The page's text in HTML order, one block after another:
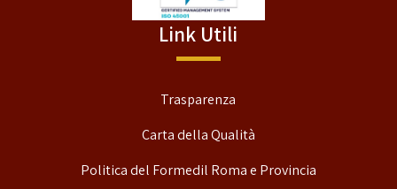
Link Utili
Trasparenza
Carta della Qualità
Politica del Formedil Roma e Provincia